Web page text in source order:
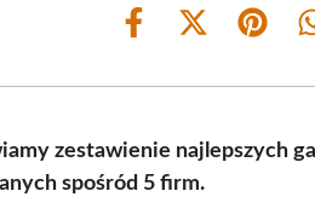
Share
Share
(Twitter)
Share
zestawienie najlepszych
spośród 5 firm.